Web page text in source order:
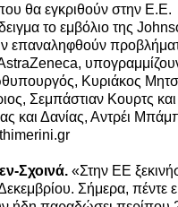
θα εγκριθούν στην Ε.Ε.
το εμβόλιο της
επαναληφθούν
Κυριάκος
Σεμπάστιαν Κουρτς και
και Δανίας, Αντρέι
Σχοινά. «Στην ΕΕ
Σήμερα, πέντε